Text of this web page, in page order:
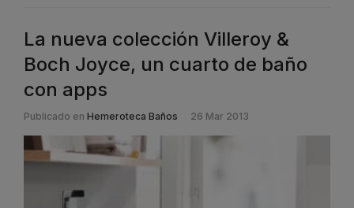
La nueva colección Villeroy &
Boch Joyce, un cuarto de baño
con apps
Publicado en Hemeroteca Baños 26 Mar 2013